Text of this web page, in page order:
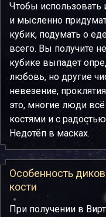
Чтобы использовать
и мысленно
кубик, подумать о
всего. Вы получите
кубике выпадет
любовь, но другие
невезение,
это, многие люди
костями и с
Недотёп в масках.
Особенность
кости
При получении в